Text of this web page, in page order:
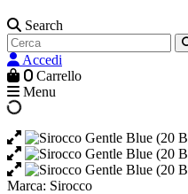
Search
Accedi
0 Carrello
Menu
Marca: Sirocco